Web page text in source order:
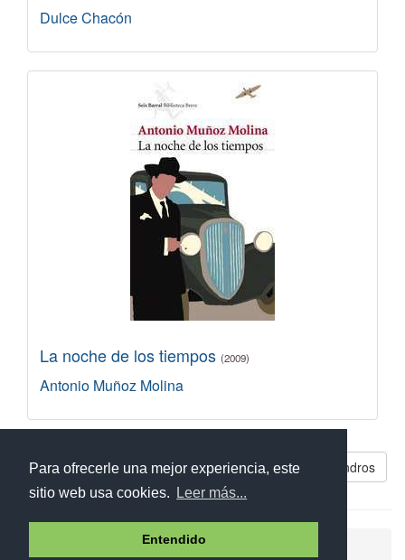
Para ofrecerle una mejor experiencia, este
sitio web usa cookies.
Leer más...
Entendido
Dulce Chacón
La noche de los tiempos (2009)
Antonio Muñoz Molina
Libros parecidos a Campo de los almendros
Aviso legal